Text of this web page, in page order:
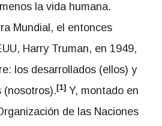
la vida humana.
Mundial, el entonces
Harry Truman, en 1949,
los desarrollados (ellos) y
(nosotros).[1] Y, montado en
de las Naciones